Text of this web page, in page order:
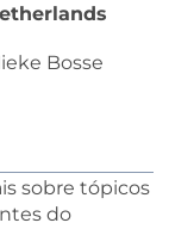
Bosse
sobre tópicos
do